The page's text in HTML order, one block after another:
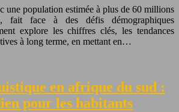
une population estimée à plus de 60 millions
fait face à des défis démographiques
explore les chiffres clés, les tendances
à long terme, en mettant en…
en afrique du sud :
pour les habitants